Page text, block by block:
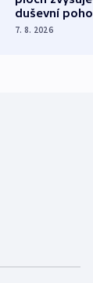
duševní
ukázala
7. 8. 2026